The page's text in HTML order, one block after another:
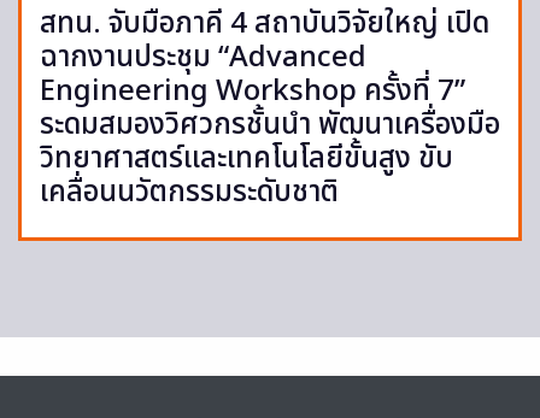
สทน. จับมือภาคี 4 สถาบันวิจัยใหญ่ เปิด
ฉากงานประชุม “Advanced
Engineering Workshop ครั้งที่ 7”
ระดมสมองวิศวกรชั้นนำ พัฒนาเครื่องมือ
วิทยาศาสตร์และเทคโนโลยีขั้นสูง ขับ
เคลื่อนนวัตกรรมระดับชาติ